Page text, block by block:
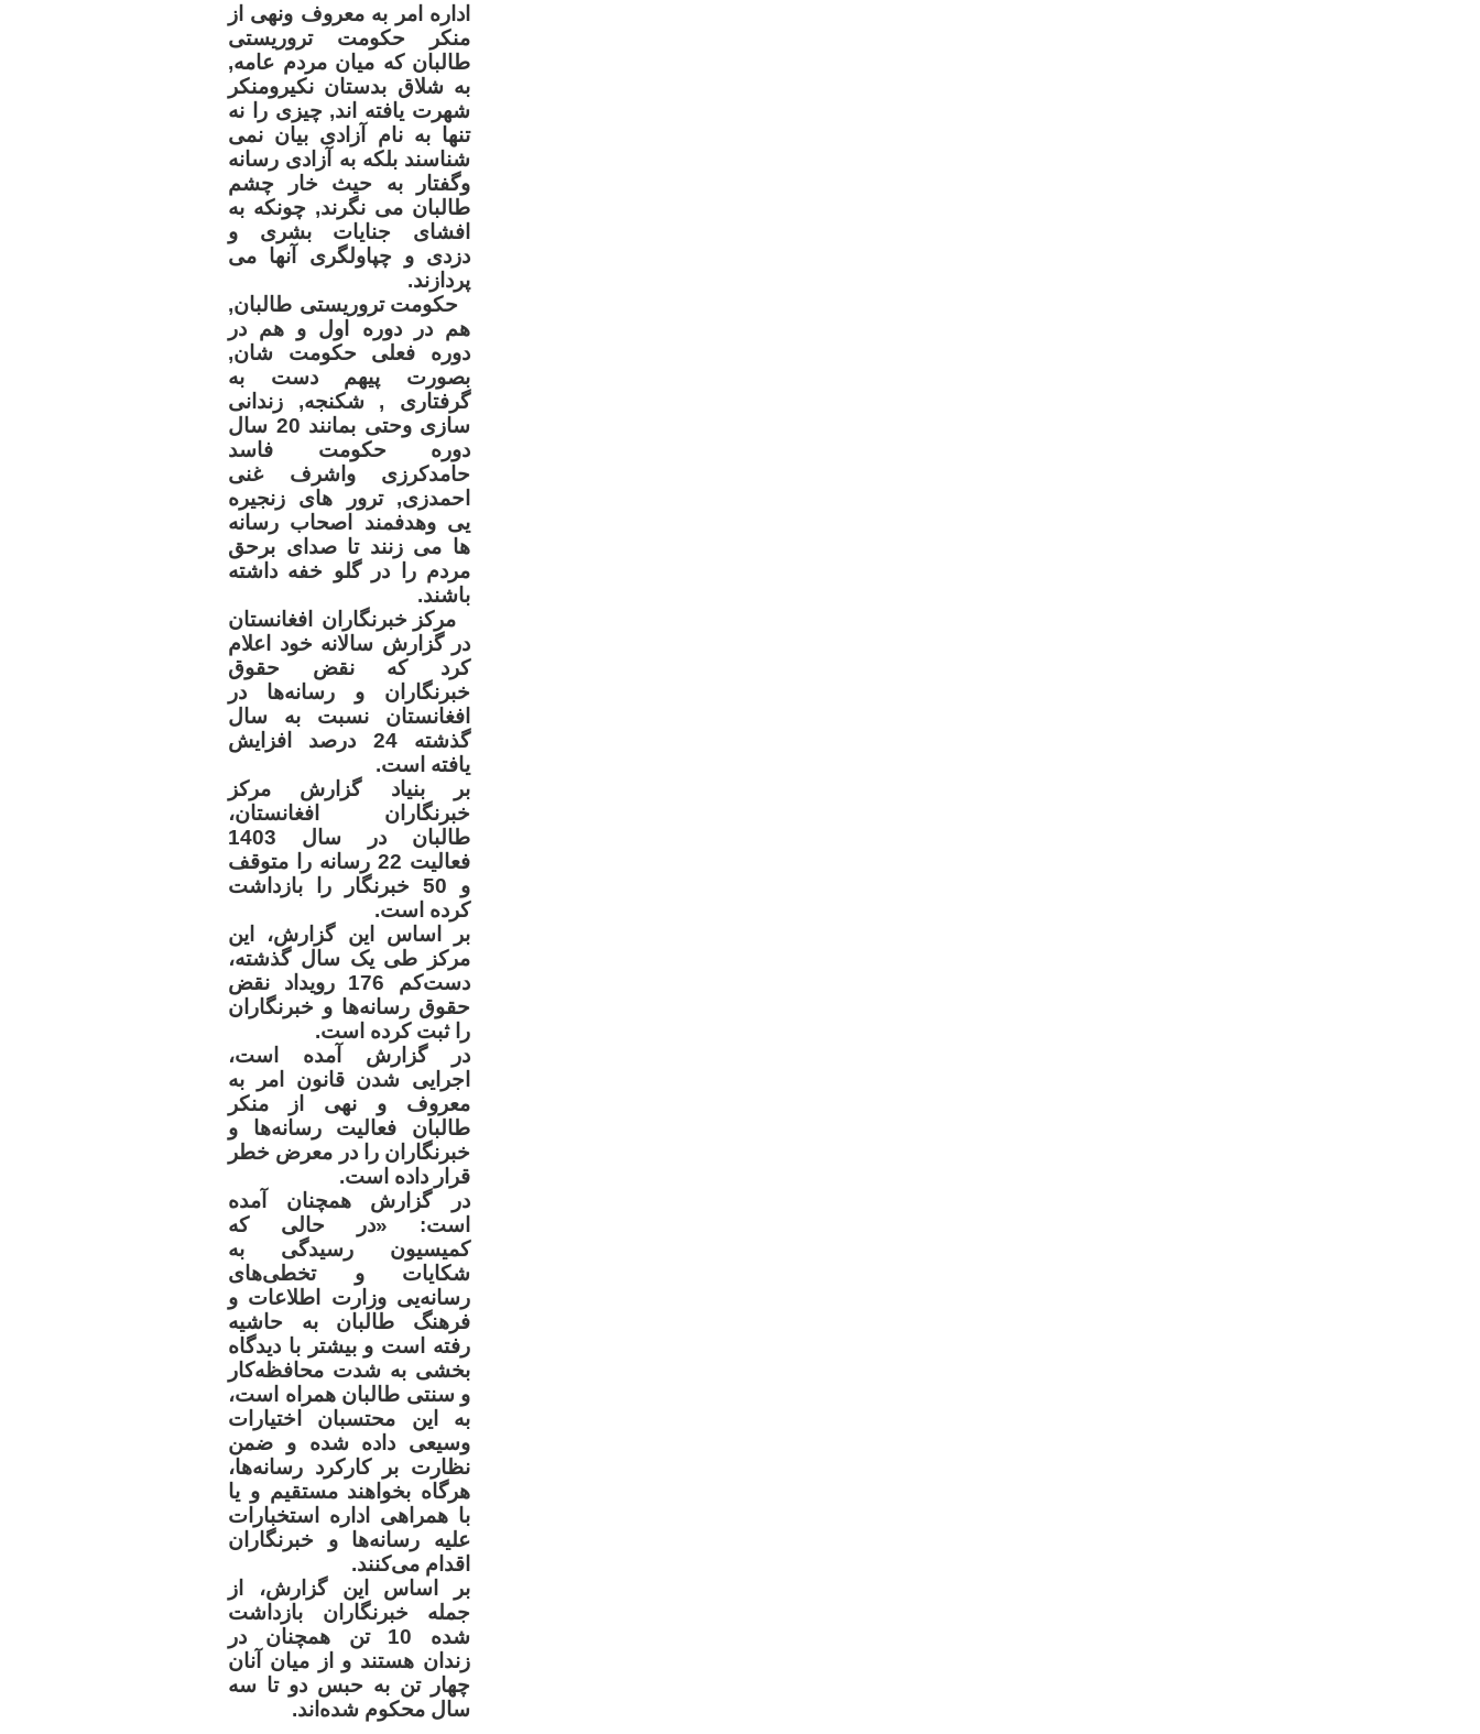
اداره امر به معروف ونهی از
منکر حکومت تروریستی
طالبان که میان مردم عامه,
به شلاق بدستان نکیرومنکر
شهرت یافته اند, چیزی را نه
تنها به نام آزادی بیان نمی
شناسند بلکه به آزادی رسانه
وگفتار به حیث خار چشم
طالبان می نگرند, چونکه به
افشای جنایات بشری و
دزدی و چپاولگری آنها می
پردازند.
حکومت تروریستی طالبان,
هم در دوره اول و هم در
دوره فعلی حکومت شان,
بصورت پیهم دست به
گرفتاری , شکنجه, زندانی
سازی وحتی بمانند 20 سال
دوره حکومت فاسد
حامدکرزی واشرف غنی
احمدزی, ترور های زنجیره
یی وهدفمند اصحاب رسانه
ها می زنند تا صدای برحق
مردم را در گلو خفه داشته
باشند.
مرکز خبرنگاران افغانستان
در گزارش سالانه‌ خود اعلام
کرد که نقض حقوق
خبرنگاران و رسانه‌ها در
افغانستان نسبت به سال
گذشته 24 درصد افزایش
یافته‌ است.
بر بنیاد گزارش مرکز
خبرنگاران افغانستان،
طالبان در سال 1403
فعالیت 22 رسانه را متوقف
و 50 خبرنگار را بازداشت
کرده‌ است.
بر اساس این گزارش، این
مرکز طی یک سال گذشته،
دست‌کم 176 رویداد نقض
حقوق رسانه‌ها و خبرنگاران
را ثبت کرده است.
در گزارش آمده است،
اجرایی شدن قانون امر به
معروف و نهی از منکر
طالبان فعالیت رسانه‌ها و
خبرنگاران را در معرض خطر
قرار داده است.
در گزارش همچنان آمده
است: «در حالی که
کمیسیون رسیدگی به
شکایات و تخطی‌های
رسانه‌یی وزارت اطلاعات و
فرهنگ طالبان به حاشیه
رفته است و بیشتر با دیدگاه
بخشی به شدت محافظه‌کار
و سنتی طالبان همراه است،
به این محتسبان اختیارات
وسیعی داده شده و ضمن
نظارت بر کارکرد رسانه‌ها،
هرگاه بخواهند مستقیم و یا
با همراهی اداره استخبارات
علیه رسانه‌ها و خبرنگاران
اقدام می‌کنند.
بر اساس این گزارش، از
جمله خبرنگاران بازداشت
شده 10 تن همچنان در
زندان هستند و از میان آنان
چهار تن به حبس دو تا سه
سال محکوم شده‌اند.